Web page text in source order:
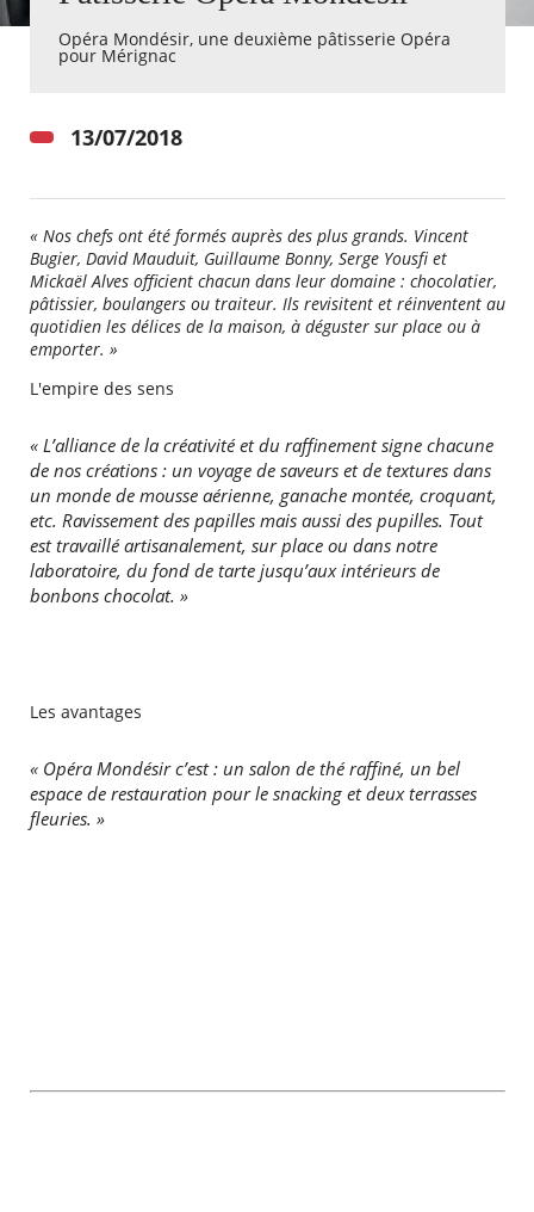
Les
Eco
Watt
Agenda
Espace de services en ligne
Facebook
X Instagram
Youtube
Linkedin
RECHERCHER ...
Opéra Mondésir, une deuxième pâtisserie Opéra
pour Mérignac
13/07/2018
« Nos chefs ont été formés auprès des plus grands. Vincent
Bugier, David Mauduit, Guillaume Bonny, Serge Yousfi et
Mickaël Alves officient chacun dans leur domaine : chocolatier,
pâtissier, boulangers ou traiteur. Ils revisitent et réinventent au
quotidien les délices de la maison, à déguster sur place ou à
emporter. »
L'empire des sens
« L’alliance de la créativité et du raffinement signe chacune
de nos créations : un voyage de saveurs et de textures dans
un monde de mousse aérienne, ganache montée, croquant,
etc. Ravissement des papilles mais aussi des pupilles. Tout
est travaillé artisanalement, sur place ou dans notre
laboratoire, du fond de tarte jusqu’aux intérieurs de
bonbons chocolat. »
Les avantages
« Opéra Mondésir c’est : un salon de thé raffiné, un bel
espace de restauration pour le snacking et deux terrasses
fleuries. »